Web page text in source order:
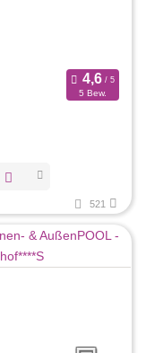
5 Bew.
521